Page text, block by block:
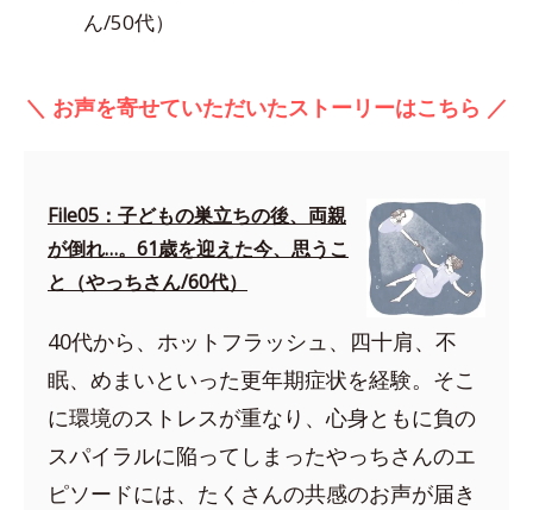
ん/50代）
＼ お声を寄せていただいたストーリーはこちら ／
File05：子どもの巣立ちの後、両親
が倒れ…。61歳を迎えた今、思うこ
と（やっちさん/60代）
40代から、ホットフラッシュ、四十肩、不
眠、めまいといった更年期症状を経験。そこ
に環境のストレスが重なり、心身ともに負の
スパイラルに陥ってしまったやっちさんのエ
ピソードには、たくさんの共感のお声が届き